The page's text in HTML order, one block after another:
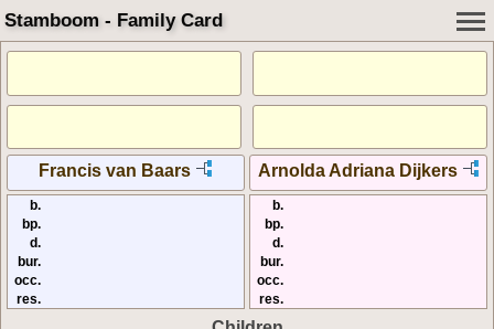
Stamboom - Family Card
Francis van Baars Arnolda Adriana Dijkers
b.
bp.
d.
bur.
occ.
res.
b.
bp.
d.
bur.
occ.
res.